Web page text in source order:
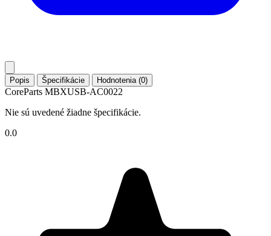
Popis Špecifikácie Hodnotenia (0)
CoreParts MBXUSB-AC0022
Nie sú uvedené žiadne špecifikácie.
0.0